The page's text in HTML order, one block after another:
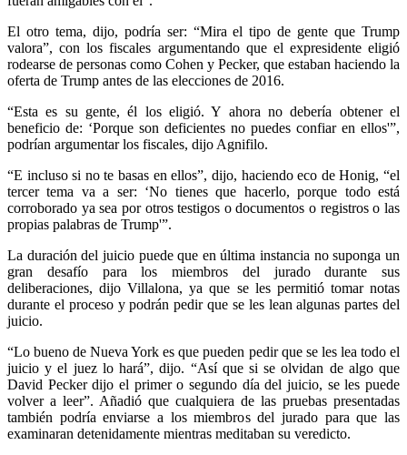
El otro tema, dijo, podría ser: “Mira el tipo de gente que Trump
valora”, con los fiscales argumentando que el expresidente eligió
rodearse de personas como Cohen y Pecker, que estaban haciendo la
oferta de Trump antes de las elecciones de 2016.
“Esta es su gente, él los eligió. Y ahora no debería obtener el
beneficio de: ‘Porque son deficientes no puedes confiar en ellos'”,
podrían argumentar los fiscales, dijo Agnifilo.
“E incluso si no te basas en ellos”, dijo, haciendo eco de Honig, “el
tercer tema va a ser: ‘No tienes que hacerlo, porque todo está
corroborado ya sea por otros testigos o documentos o registros o las
propias palabras de Trump'”.
La duración del juicio puede que en última instancia no suponga un
gran desafío para los miembros del jurado durante sus
deliberaciones, dijo Villalona, ya que se les permitió tomar notas
durante el proceso y podrán pedir que se les lean algunas partes del
juicio.
“Lo bueno de Nueva York es que pueden pedir que se les lea todo el
juicio y el juez lo hará”, dijo. “Así que si se olvidan de algo que
David Pecker dijo el primer o segundo día del juicio, se les puede
volver a leer”. Añadió que cualquiera de las pruebas presentadas
también podría enviarse a los miembros del jurado para que las
examinaran detenidamente mientras meditaban su veredicto.